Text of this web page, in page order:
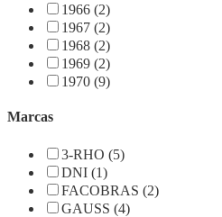
1966 (2)
1967 (2)
1968 (2)
1969 (2)
1970 (9)
Marcas
3-RHO (5)
DNI (1)
FACOBRAS (2)
GAUSS (4)